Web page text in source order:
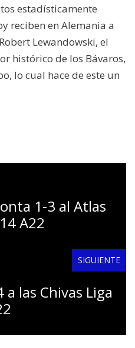
estadísticamente
reciben en Alemania a
Lewandowski, el
histórico de los Bávaros,
lo cual hace de este un
1-3 al Atlas
A22
SIGUIENTE
las Chivas Liga